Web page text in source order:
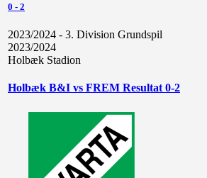
0 - 2
2023/2024 - 3. Division Grundspil
2023/2024
Holbæk Stadion
Holbæk B&I vs FREM Resultat 0-2